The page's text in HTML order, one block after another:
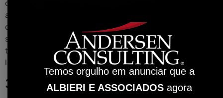
como cálculo e declaração de tributos, atendimentos a
auditorias e conciliações contábeis. Neste sentido,
quando o empresário opta por terceirizar parte deste
setor, poderá contar com profissionais especializados e
treinados da empresa de terceirização para executá-
los.
3- Resultados
Temos orgulho em anunciar que a
ALBIERI E ASSOCIADOSagora